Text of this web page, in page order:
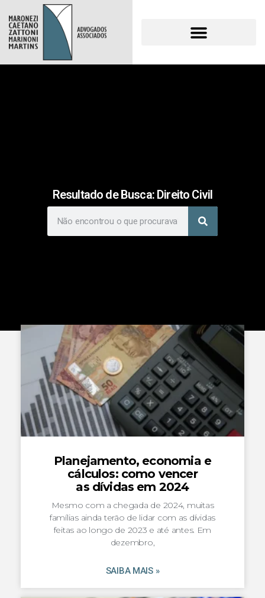
Resultado de Busca: Direito Civil
Planejamento, economia e
cálculos: como vencer
as dívidas em 2024
Mesmo com a chegada de 2024, muitas
famílias ainda terão de lidar com as dívidas
feitas ao longo de 2023 e até antes. Em
dezembro,
SAIBA MAIS »